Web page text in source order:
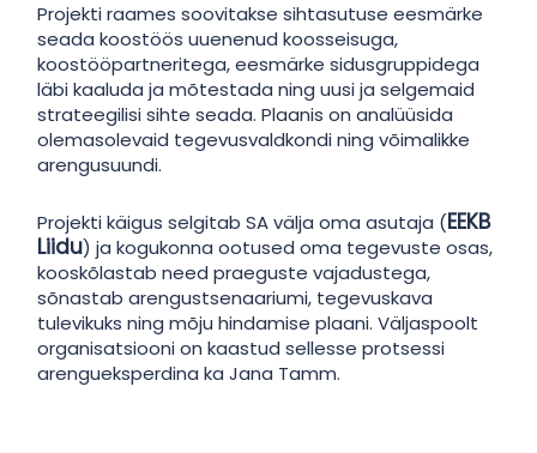
Projekti raames soovitakse sihtasutuse eesmärke
seada koostöös uuenenud koosseisuga,
koostööpartneritega, eesmärke sidusgruppidega
läbi kaaluda ja mõtestada ning uusi ja selgemaid
strateegilisi sihte seada. Plaanis on analüüsida
olemasolevaid tegevusvaldkondi ning võimalikke
arengusuundi.
Projekti käigus selgitab SA välja oma asutaja (EEKB
Liidu) ja kogukonna ootused oma tegevuste osas,
kooskõlastab need praeguste vajadustega,
sõnastab arengustsenaariumi, tegevuskava
tulevikuks ning mõju hindamise plaani. Väljaspoolt
organisatsiooni on kaastud sellesse protsessi
arengueksperdina ka Jana Tamm.